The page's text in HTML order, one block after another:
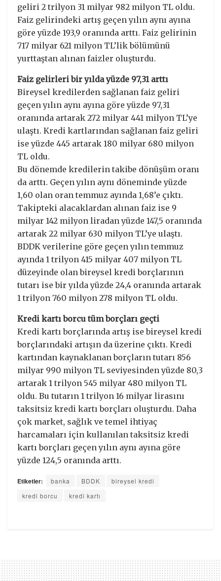
geliri 2 trilyon 31 milyar 982 milyon TL oldu.
Faiz gelirindeki artış geçen yılın aynı ayına
göre yüzde 193,9 oranında arttı. Faiz gelirinin
717 milyar 621 milyon TL’lik bölümünü
yurttaştan alınan faizler oluşturdu.
Faiz gelirleri bir yılda yüzde 97,31 arttı
Bireysel kredilerden sağlanan faiz geliri
geçen yılın aynı ayına göre yüzde 97,31
oranında artarak 272 milyar 441 milyon TL’ye
ulaştı. Kredi kartlarından sağlanan faiz geliri
ise yüzde 445 artarak 180 milyar 680 milyon
TL oldu.
Bu dönemde kredilerin takibe dönüşüm oranı
da arttı. Geçen yılın aynı döneminde yüzde
1,60 olan oran temmuz ayında 1,68’e çıktı.
Takipteki alacaklardan alınan faiz ise 9
milyar 142 milyon liradan yüzde 147,5 oranında
artarak 22 milyar 630 milyon TL’ye ulaştı.
BDDK verilerine göre geçen yılın temmuz
ayında 1 trilyon 415 milyar 407 milyon TL
düzeyinde olan bireysel kredi borçlarının
tutarı ise bir yılda yüzde 24,4 oranında artarak
1 trilyon 760 milyon 278 milyon TL oldu.
Kredi kartı borcu tüm borçları geçti
Kredi kartı borçlarında artış ise bireysel kredi
borçlarındaki artışın da üzerine çıktı. Kredi
kartından kaynaklanan borçların tutarı 856
milyar 990 milyon TL seviyesinden yüzde 80,3
artarak 1 trilyon 545 milyar 480 milyon TL
oldu. Bu tutarın 1 trilyon 16 milyar lirasını
taksitsiz kredi kartı borçları oluşturdu. Daha
çok market, sağlık ve temel ihtiyaç
harcamaları için kullanılan taksitsiz kredi
kartı borçları geçen yılın aynı ayına göre
yüzde 124,5 oranında arttı.
Etiketler: banka BDDK
bireysel kredi
kredi borcu
kredi kartı